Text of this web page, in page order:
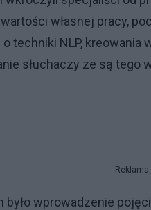
własnej pracy,
techniki NLP,
słuchaczy ze są tego
Reklama
wprowadzenie